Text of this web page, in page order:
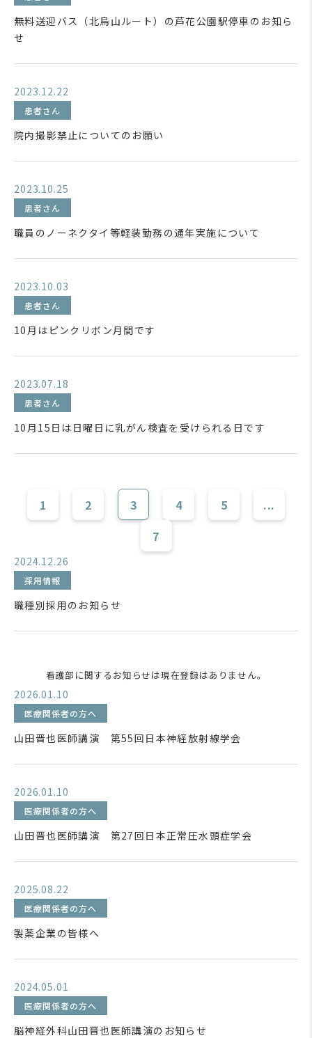
無料送迎バス（北烏山ルート）の芦花公園駅停車のお知ら
せ
2023.12.22
患者さん
院内撮影禁止についてのお願い
2023.10.25
患者さん
職員のノーネクタイ等軽装勤務の通年実施について
2023.10.03
患者さん
10月はピンクリボン月間です
2023.07.18
患者さん
10月15日は日曜日に乳がん検査を受けられる日です
1 2 3 4 5
...
7
2024.12.26
採用情報
職種別採用のお知らせ
看護部に関するお知らせは現在登録はありません。
2026.01.10
医療関係者の方へ
山田晋也医師講演 第55回日本神経放射線学会
2026.01.10
医療関係者の方へ
山田晋也医師講演 第27回日本正常圧水頭症学会
2025.08.22
医療関係者の方へ
製薬企業の皆様へ
2024.05.01
医療関係者の方へ
脳神経外科山田晋也医師講演のお知らせ